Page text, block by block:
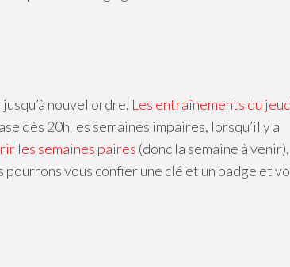
nouvel ordre. Les entraînements du
dès 20h les semaines impaires, lorsqu’il y a
les semaines paires (donc la semaine à
vous confier une clé et un badge et